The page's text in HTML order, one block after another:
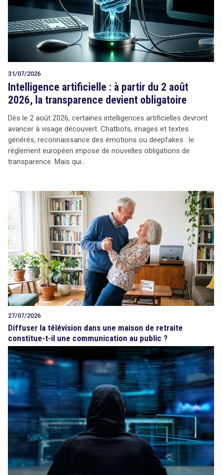
Tout sur le droit de l'innovation
Rechercher
CONTACT
27/07/2026
Diffuser la télévision dans une maison de retraite
constitue-t-il une communication au public ?
31/07/2026
Intelligence artificielle : à partir du 2 août
2026, la transparence devient obligatoire
Dès le 2 août 2026, certaines intelligences artificielles devront
avancer à visage découvert. Chatbots, images et textes
générés, reconnaissance des émotions ou deepfakes : le
règlement européen impose de nouvelles obligations de
transparence. Mais qui…